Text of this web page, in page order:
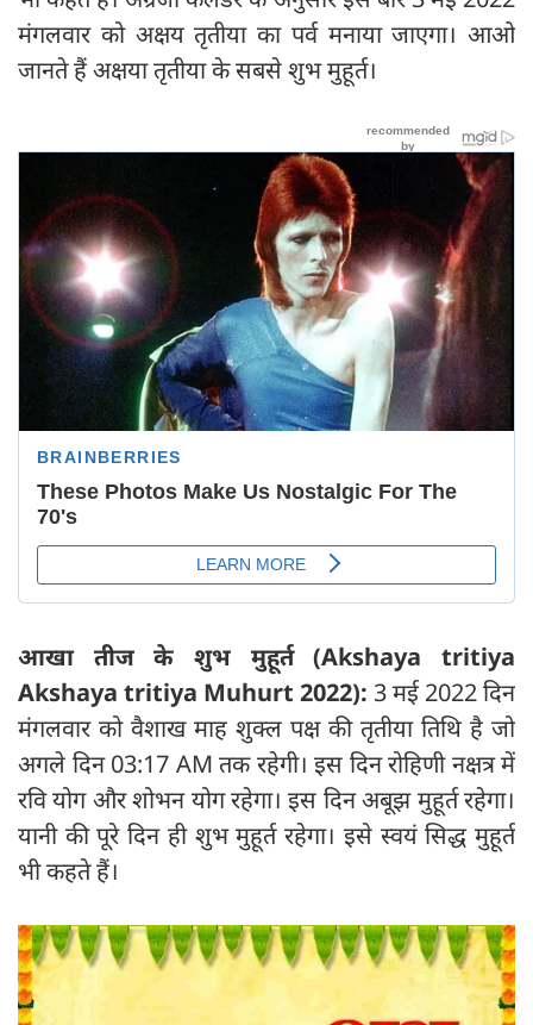
मंगलवार को अक्षय तृतीया का पर्व मनाया जाएगा। आओ
जानते हैं अक्षया तृतीया के सबसे शुभ मुहूर्त।
आखा तीज के शुभ मुहूर्त (Akshaya tritiya
Akshaya tritiya Muhurt 2022): 3 मई 2022 दिन
मंगलवार को वैशाख माह शुक्ल पक्ष की तृतीया तिथि है जो
अगले दिन 03:17 AM तक रहेगी। इस दिन रोहिणी नक्षत्र में
रवि योग और शोभन योग रहेगा। इस दिन अबूझ मुहूर्त रहेगा।
यानी की पूरे दिन ही शुभ मुहूर्त रहेगा। इसे स्वयं सिद्ध मुहूर्त
भी कहते हैं।